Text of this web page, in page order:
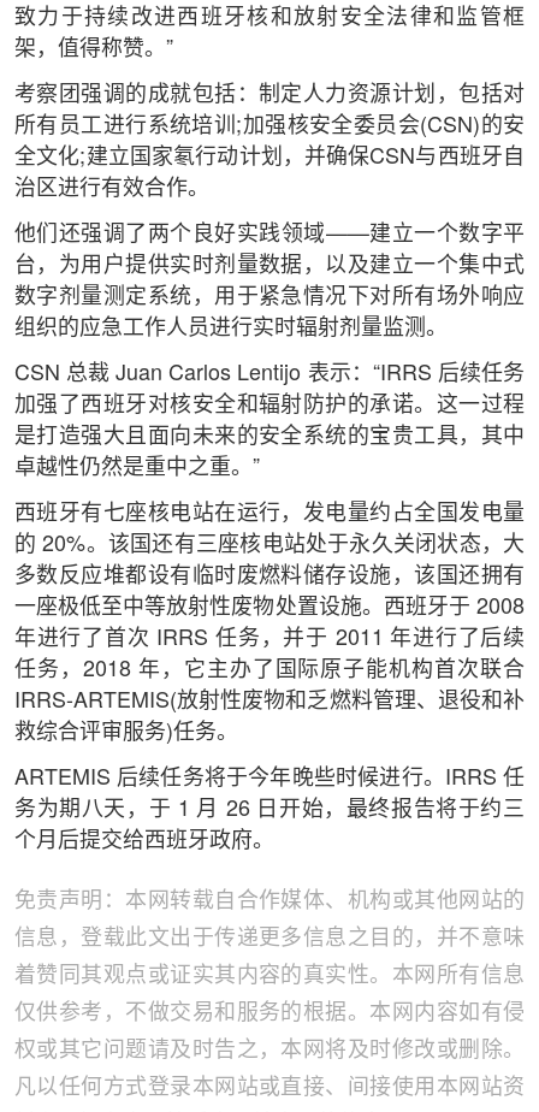
致力于持续改进西班牙核和放射安全法律和监管框
架，值得称赞。”
考察团强调的成就包括：制定人力资源计划，包括对
所有员工进行系统培训;加强核安全委员会(CSN)的安
全文化;建立国家氡行动计划，并确保CSN与西班牙自
治区进行有效合作。
他们还强调了两个良好实践领域——建立一个数字平
台，为用户提供实时剂量数据，以及建立一个集中式
数字剂量测定系统，用于紧急情况下对所有场外响应
组织的应急工作人员进行实时辐射剂量监测。
CSN 总裁 Juan Carlos Lentijo 表示：“IRRS 后续任务
加强了西班牙对核安全和辐射防护的承诺。这一过程
是打造强大且面向未来的安全系统的宝贵工具，其中
卓越性仍然是重中之重。”
西班牙有七座核电站在运行，发电量约占全国发电量
的 20%。该国还有三座核电站处于永久关闭状态，大
多数反应堆都设有临时废燃料储存设施，该国还拥有
一座极低至中等放射性废物处置设施。西班牙于 2008
年进行了首次 IRRS 任务，并于 2011 年进行了后续
任务，2018 年，它主办了国际原子能机构首次联合
IRRS-ARTEMIS(放射性废物和乏燃料管理、退役和补
救综合评审服务)任务。
ARTEMIS 后续任务将于今年晚些时候进行。IRRS 任
务为期八天，于 1 月 26 日开始，最终报告将于约三
个月后提交给西班牙政府。
免责声明：本网转载自合作媒体、机构或其他网站的
信息，登载此文出于传递更多信息之目的，并不意味
着赞同其观点或证实其内容的真实性。本网所有信息
仅供参考，不做交易和服务的根据。本网内容如有侵
权或其它问题请及时告之，本网将及时修改或删除。
凡以任何方式登录本网站或直接、间接使用本网站资